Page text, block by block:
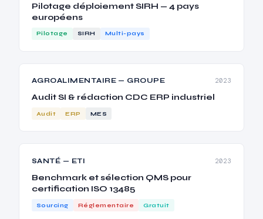
Pilotage déploiement SIRH — 4 pays
européens
Pilotage SIRH Multi-pays
AGROALIMENTAIRE — GROUPE 2023
Audit SI & rédaction CDC ERP industriel
Audit ERP MES
SANTÉ — ETI 2023
Benchmark et sélection QMS pour
certification ISO 13485
Sourcing Réglementaire Gratuit